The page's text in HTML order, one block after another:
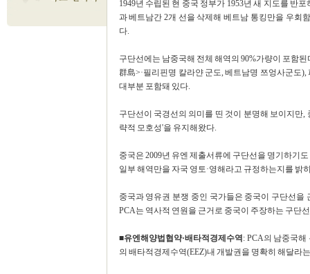
1949년 수립된 현 중국 정부가 1953년 새 지도를 반
과 베트남간 2개 선을 삭제해 베트남 통킹만을 우회
다.
구단선에는 남중국해 전체 해역의 90%가량이 포함
群島>·필리핀명 칼라얀 군도, 베트남명 쯔엉사군도
대부분 포함돼 있다.
구단선이 국경선의 의미를 띤 것이 분명해 보이지만
략적 모호성'을 유지해왔다.
중국은 2009년 유엔 제출서류에 구단선을 명기하기
일부 해역만을 자국 영토·영해라고 규정하는지를 밝
중국과 영유권 분쟁 중인 국가들은 중국이 구단선
PCA는 역사적 연원을 근거로 중국이 주장하는 구단
■유엔해양법협약·배타적경제수역 : PCA의 남중국
의 배타적경제수역(EEZ)내 개발권을 명확히 해달라